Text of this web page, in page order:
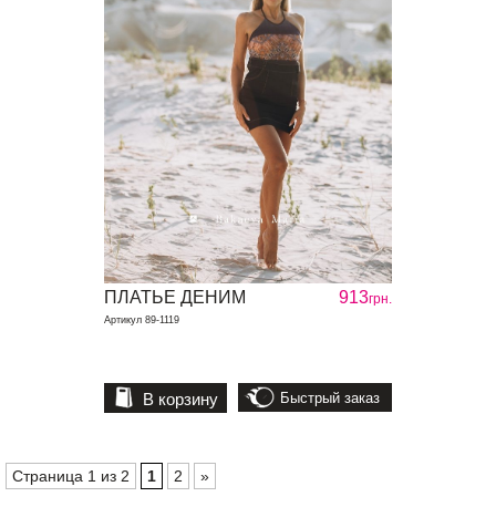
913грн.
ПЛАТЬЕ ДЕНИМ
Артикул 89-1119
В корзину Быстрый заказ
Страница 1 из 2 1 2 »